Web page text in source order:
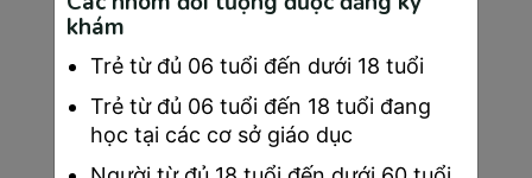
cơ cao: phụ nữ mang gen BRCA1/BRCA2, có
tiền sử gia đình mắc ung thư vú ở nhiều thế
hệ, hoặc để đánh giá mức độ lan rộng của khối
u đã được chẩn đoán.
Hạn chế của MRI vú là chi phí cao (6-12 triệu
VNĐ), thời gian thực hiện dài (45-60 phút), và
khám
Trẻ từ đủ 06 tuổi đến dưới 18 tuổi
Trẻ từ đủ 06 tuổi đến 18 tuổi đang
học tại các cơ sở giáo dục